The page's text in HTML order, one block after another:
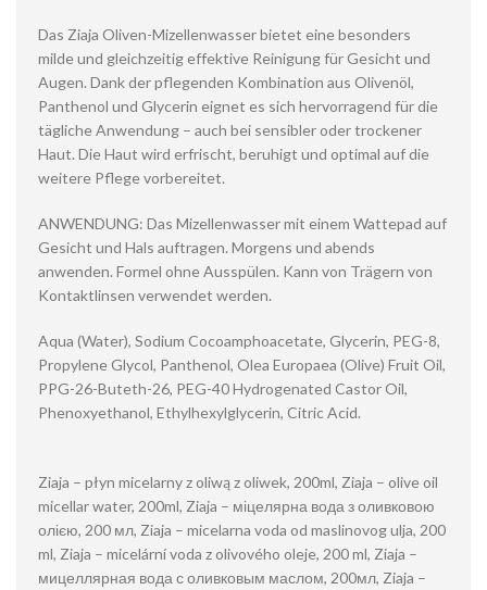
Das Ziaja Oliven-Mizellenwasser bietet eine besonders
milde und gleichzeitig effektive Reinigung für Gesicht und
Augen. Dank der pflegenden Kombination aus Olivenöl,
Panthenol und Glycerin eignet es sich hervorragend für die
tägliche Anwendung – auch bei sensibler oder trockener
Haut. Die Haut wird erfrischt, beruhigt und optimal auf die
weitere Pflege vorbereitet.
ANWENDUNG: Das Mizellenwasser mit einem Wattepad auf
Gesicht und Hals auftragen. Morgens und abends
anwenden. Formel ohne Ausspülen. Kann von Trägern von
Kontaktlinsen verwendet werden.
Aqua (Water), Sodium Cocoamphoacetate, Glycerin, PEG-8,
Propylene Glycol, Panthenol, Olea Europaea (Olive) Fruit Oil,
PPG-26-Buteth-26, PEG-40 Hydrogenated Castor Oil,
Phenoxyethanol, Ethylhexylglycerin, Citric Acid.
Ziaja – płyn micelarny z oliwą z oliwek, 200ml, Ziaja – olive oil
micellar water, 200ml, Ziaja – міцелярна вода з оливковою
олією, 200 мл, Ziaja – micelarna voda od maslinovog ulja, 200
ml, Ziaja – micelární voda z olivového oleje, 200 ml, Ziaja –
мицеллярная вода с оливковым маслом, 200мл, Ziaja –